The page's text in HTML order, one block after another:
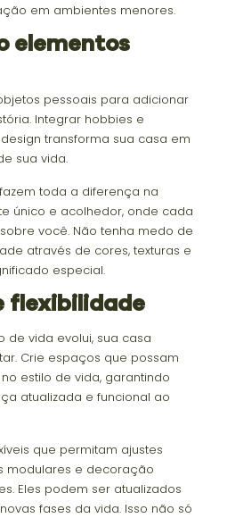
em ambientes menores.
elementos
pessoais para adicionar
Integrar hobbies e
transforma sua casa em
sua vida.
toda a diferença na
único e acolhedor, onde cada
você. Não tenha medo de
através de cores, texturas e
especial.
flexibilidade
de vida evolui, sua casa
Crie espaços que possam
estilo de vida, garantindo
atualizada e funcional ao
que permitam ajustes
modulares e decoração
Eles podem ser atualizados
fases da vida. Isso não só